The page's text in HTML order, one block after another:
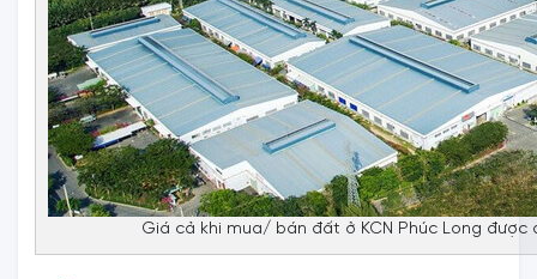
Giá cả khi mua/ bán đất ở KCN Phúc Long